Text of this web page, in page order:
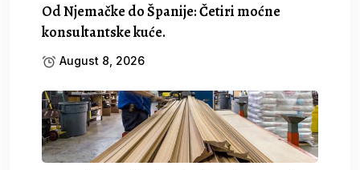
Od Njemačke do Španije: Četiri moćne
konsultantske kuće.
August 8, 2026